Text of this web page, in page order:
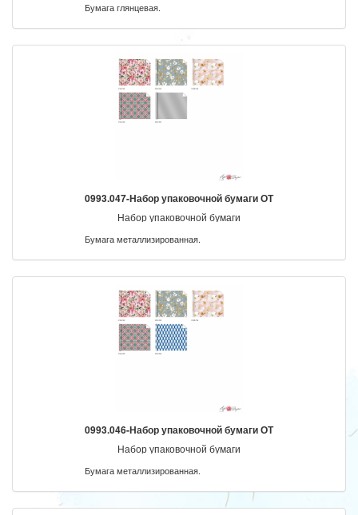
Бумага глянцевая.
0993.047-Набор упаковочной бумаги ОТ
Набор упаковочной бумаги
Бумага металлизированная.
0993.046-Набор упаковочной бумаги ОТ
Набор упаковочной бумаги
Бумага металлизированная.